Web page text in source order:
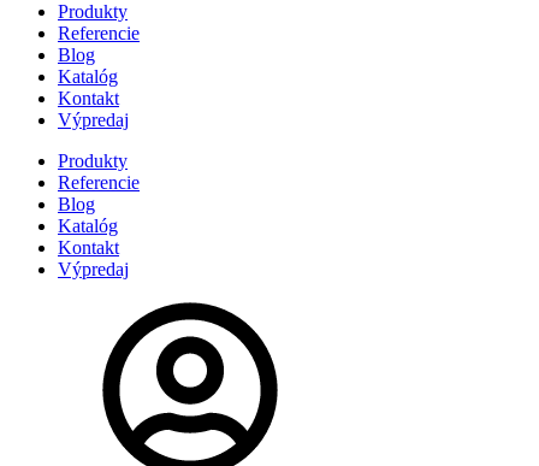
Produkty
Referencie
Blog
Katalóg
Kontakt
Výpredaj
Produkty
Referencie
Blog
Katalóg
Kontakt
Výpredaj